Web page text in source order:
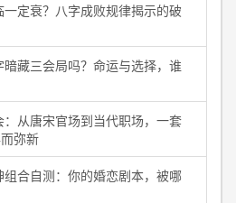
一定衰？八字成败规律揭示的破
暗藏三会局吗？命运与选择，谁
：从唐宋官场到当代职场，一套
弥新
组合自测：你的婚恋剧本，被哪